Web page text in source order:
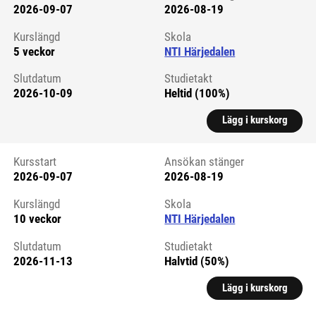
Kursstart 6294064
2026-09-07
2026-08-19
Kurslängd
5 veckor
Skola
NTI Härjedalen
Slutdatum
2026-10-09
Studietakt
Heltid (100%)
Lägg i kurskorg
Kursstart 6289999
Kursstart
2026-09-07
Ansökan stänger
2026-08-19
Kurslängd
10 veckor
Skola
NTI Härjedalen
Slutdatum
2026-11-13
Studietakt
Halvtid (50%)
Lägg i kurskorg